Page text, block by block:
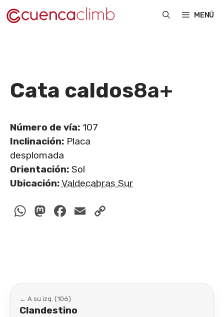
Saltar
al
MENÚ
Cata caldos8a+
Número de vía: 107
Inclinación: Placa
desplomada
Orientación: Sol
Ubicación:Valdecabras Sur
WhatsApp
Mastodon
Facebook
Email
← A su izq. (106)
Clandestino